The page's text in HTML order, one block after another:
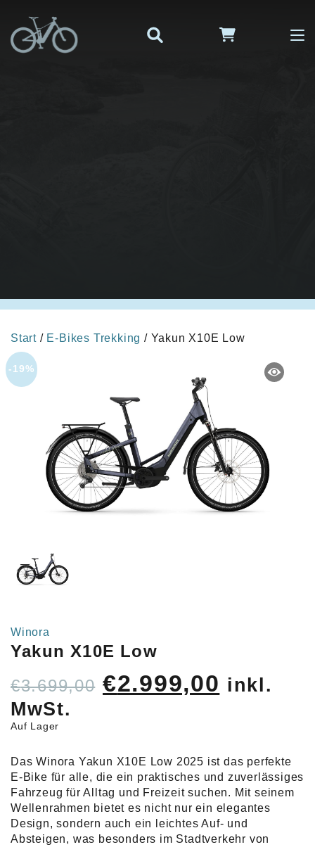
Start / E-Bikes Trekking / Yakun X10E Low
-19%
Winora
Yakun X10E Low
€3.699,00 Ursprünglicher
Preis
€2.999,00
Preis
inkl.
MwSt.
Auf Lager
Das Winora Yakun X10E Low 2025 ist das perfekte
E-Bike für alle, die ein praktisches und zuverlässiges
Fahrzeug für Alltag und Freizeit suchen. Mit seinem
Wellenrahmen bietet es nicht nur ein elegantes
Design, sondern auch ein leichtes Auf- und
Absteigen, was besonders im Stadtverkehr von